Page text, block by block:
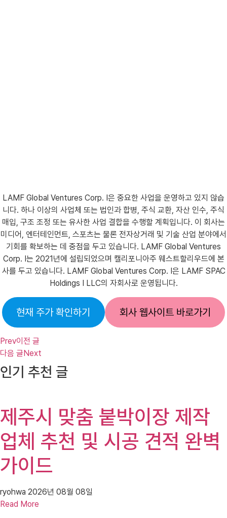
LAMF Global Ventures Corp. I은 중요한 사업을 운영하고 있지 않습
니다. 하나 이상의 사업체 또는 법인과 합병, 주식 교환, 자산 인수, 주식
매입, 구조 조정 또는 유사한 사업 결합을 수행할 계획입니다. 이 회사는
미디어, 엔터테인먼트, 스포츠는 물론 전자상거래 및 기술 산업 분야에서
기회를 확보하는 데 중점을 두고 있습니다. LAMF Global Ventures
Corp. I는 2021년에 설립되었으며 캘리포니아주 웨스트할리우드에 본
사를 두고 있습니다. LAMF Global Ventures Corp. I은 LAMF SPAC
Holdings I LLC의 자회사로 운영됩니다.
현재 주가 확인하기 회사 웹사이트 바로가기
Prev이전 글
다음 글Next
인기 추천 글
제주시 맞춤 붙박이장 제작
업체 추천 및 시공 견적 완벽
가이드
ryohwa 2026년 08월 08일
Read More